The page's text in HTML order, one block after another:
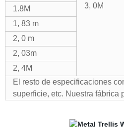
3, 0M
1.8M
1, 83 m
2, 0 m
2, 03m
2, 4M
El resto de especificaciones
superficie, etc. Nuestra fábrica